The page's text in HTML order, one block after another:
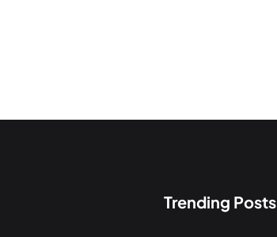
Trending Posts